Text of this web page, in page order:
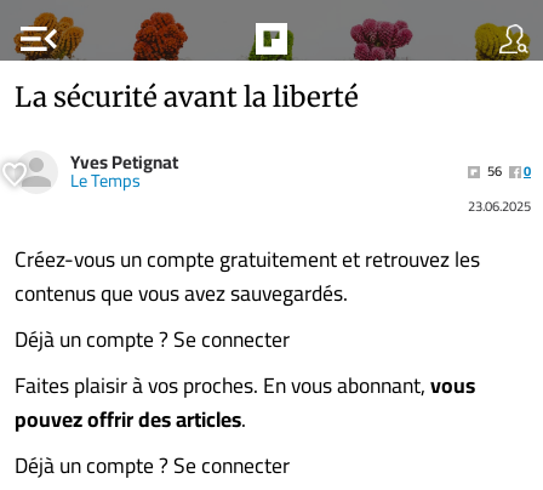
menu_open
La sécurité avant la liberté
Yves Petignat
Le Temps 56
0
23.06.2025
Créez-vous un compte gratuitement et retrouvez les
contenus que vous avez sauvegardés.
Déjà un compte ? Se connecter
Faites plaisir à vos proches. En vous abonnant,vous
pouvez offrir des articles.
Déjà un compte ? Se connecter